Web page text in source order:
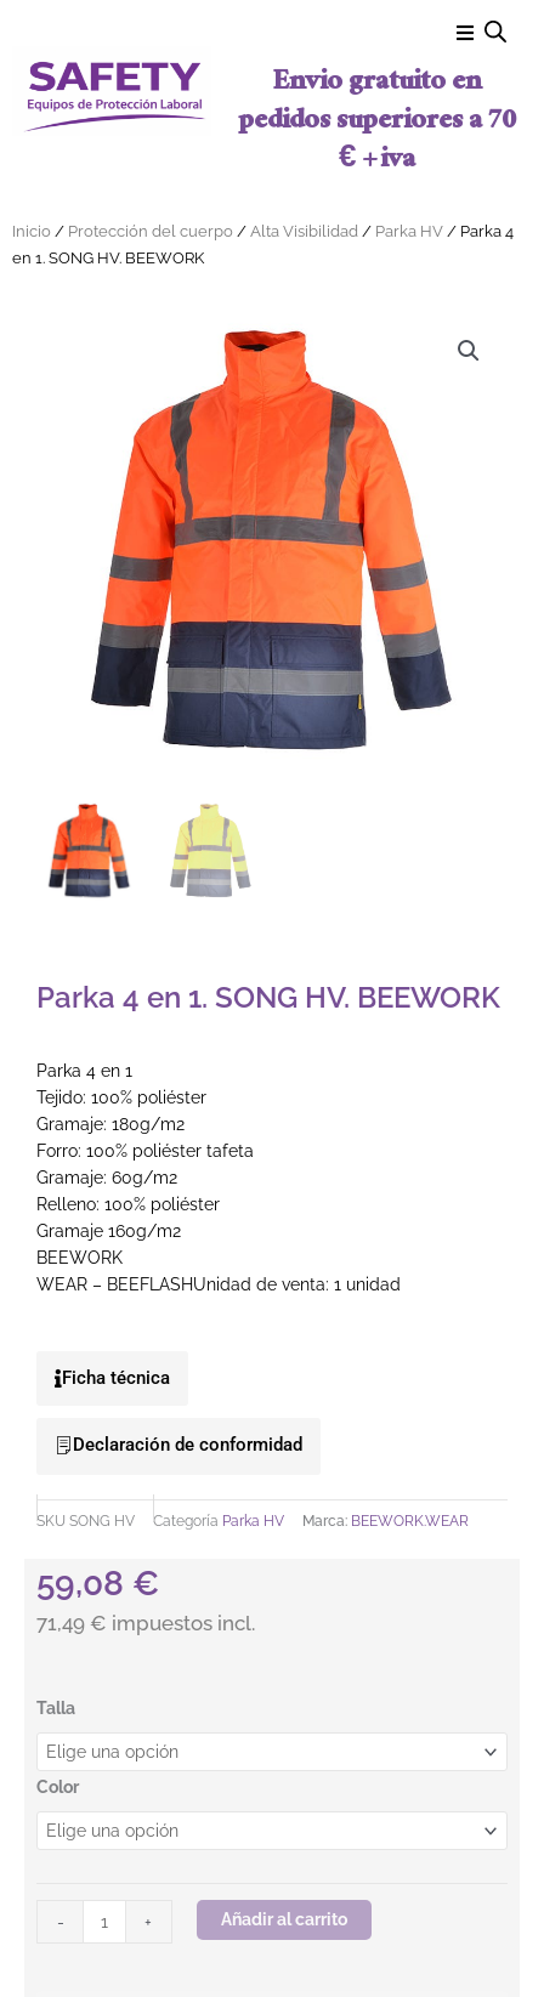
Envio gratuito en
pedidos superiores a 70
€ + iva
Inicio / Protección del cuerpo / Alta Visibilidad / Parka HV / Parka 4
en 1. SONG HV. BEEWORK
Parka 4 en 1. SONG HV. BEEWORK
Parka 4 en 1
Tejido: 100% poliéster
Gramaje: 180g/m2
Forro: 100% poliéster tafeta
Gramaje: 60g/m2
Relleno: 100% poliéster
Gramaje 160g/m2
BEEWORK
WEAR – BEEFLASHUnidad de venta: 1 unidad
Ficha técnica
Declaración de conformidad
SKU SONG HV Categoría Parka HV Marca: BEEWORK.WEAR
59,08 €
71,49 € impuestos incl.
Talla
Color
-
Parka 4 en 1. SONG HV. BEEWORK cantidad
+ Añadir al carrito